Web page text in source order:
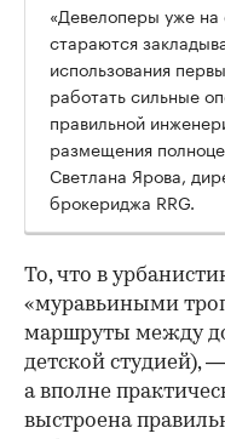
00:00
«Девелоперы уже на
стараются
использования
работать сильные
правильной
размещения
Светлана Ярова,
брокериджа RRG.
То, что в
«муравьиными
маршруты между
детской студией),
а вполне
выстроена